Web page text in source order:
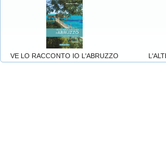
VE LO RACCONTO IO L'ABRUZZO